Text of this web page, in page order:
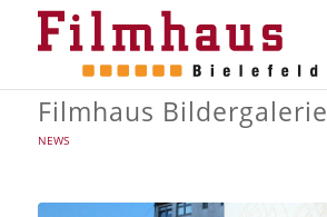
Filmhaus Bildergalerie
NEWS